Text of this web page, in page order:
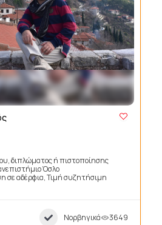
διπλώματος ή πιστοποίησης
Όσλο
σε αδέρφια, Τιμή συζητήσιμη
Νορβηγικά 3649